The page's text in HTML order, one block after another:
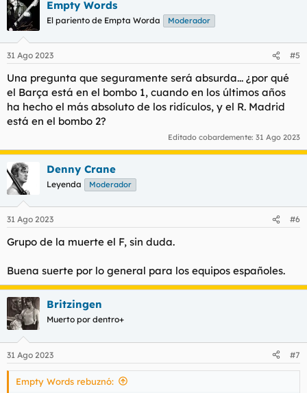
Empty Words
El pariento de Empta Worda Moderador
31 Ago 2023 #5
Una pregunta que seguramente será absurda... ¿por qué
el Barça está en el bombo 1, cuando en los últimos años
ha hecho el más absoluto de los ridículos, y el R. Madrid
está en el bombo 2?
Editado cobardemente: 31 Ago 2023
Denny Crane
Leyenda Moderador
31 Ago 2023 #6
Grupo de la muerte el F, sin duda.
Buena suerte por lo general para los equipos españoles.
Britzingen
Muerto por dentro+
31 Ago 2023 #7
Empty Words rebuznó: